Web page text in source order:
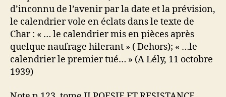
d’inconnu de l’avenir par la date et la prévision,
le calendrier vole en éclats dans le texte de
Char : « … le calendrier mis en pièces après
quelque naufrage hilerant » ( Dehors); « …le
calendrier le premier tué… » (A Lély, 11 octobre
1939)